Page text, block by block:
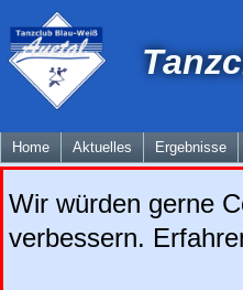
Home Aktuelles Ergebnisse
Wir würden gerne
verbessern.